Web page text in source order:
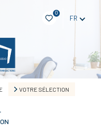
0
FR
VOTRE SÉLECTION